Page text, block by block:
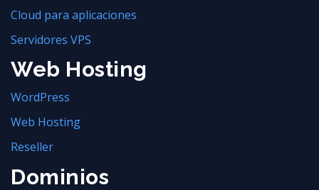
Cloud para aplicaciones
Servidores VPS
Web Hosting
WordPress
Web Hosting
Reseller
Dominios